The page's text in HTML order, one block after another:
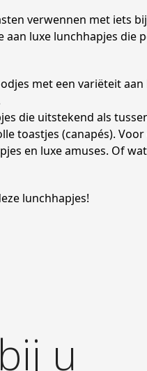
verwennen met iets
luxe lunchhapjes die
met een variëteit aan
die uitstekend als
toastjes (canapés).
en luxe amuses. Of
lunchhapjes!
u